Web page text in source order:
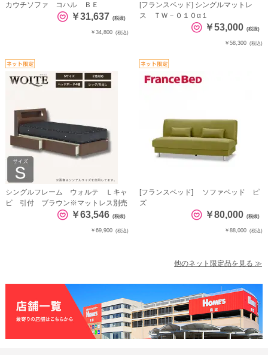
カウチソファ コハル ＢＥ
￥31,637 (税抜)
￥34,800 (税込)
[フランスベッド] シングルマットレ
ス ＴＷ－０１０α１
￥53,000 (税抜)
￥58,300 (税込)
シングルフレーム ウォルテ Ｌキャ
ビ 引付 ブラウン※マットレス別売
￥63,546 (税抜)
￥69,900 (税込)
[フランスベッド] ソファベッド ピ
ズ
￥80,000 (税抜)
￥88,000 (税込)
他のネット限定品を見る ≫